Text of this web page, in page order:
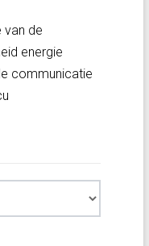
van de
energie
communicatie